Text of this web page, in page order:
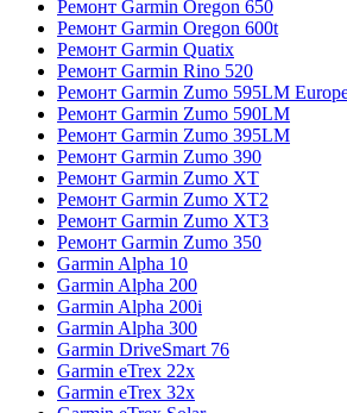
Ремонт Garmin Oregon 650
Ремонт Garmin Oregon 600t
Ремонт Garmin Quatix
Ремонт Garmin Rino 520
Ремонт Garmin Zumo 595LM
Ремонт Garmin Zumo 590LM
Ремонт Garmin Zumo 395LM
Ремонт Garmin Zumo 390
Ремонт Garmin Zumo XT
Ремонт Garmin Zumo XT2
Ремонт Garmin Zumo XT3
Ремонт Garmin Zumo 350
Garmin Alpha 10
Garmin Alpha 200
Garmin Alpha 200i
Garmin Alpha 300
Garmin DriveSmart 76
Garmin eTrex 22x
Garmin eTrex 32x